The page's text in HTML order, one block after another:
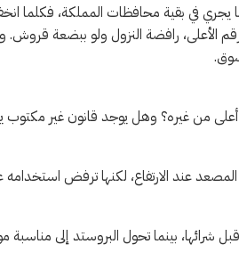
يجري في بقية محافظات المملكة، فكلما
الأعلى، رافضة النزول ولو ببضعة قروش.
أعلى من غيره؟ وهل يوجد قانون غير
المصعد عند الارتفاع، لكنها ترفض
بينما تحول البروستد إلى مناسبة